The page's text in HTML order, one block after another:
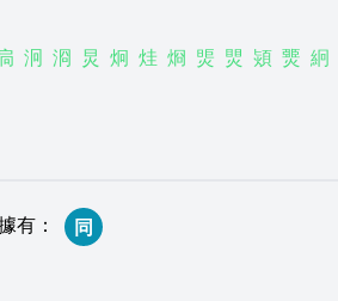
泂 浻 炅 炯 烓 烱 煚 煛 熲 燛 絅
有 ：
同